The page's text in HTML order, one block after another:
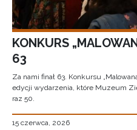
KONKURS
63
Za nami finał 63. Konkursu
edycji wydarzenia, które Muzeum
raz 50.
15 czerwca, 2026